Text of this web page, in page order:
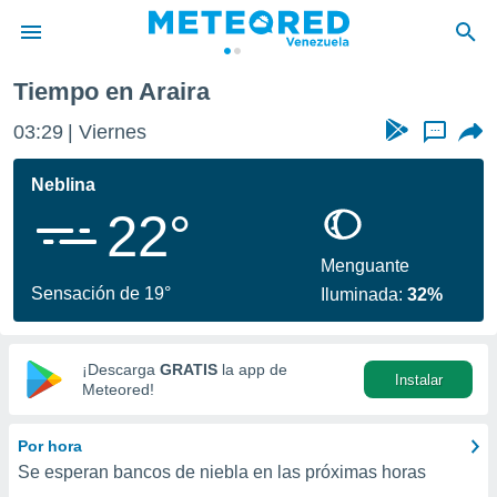
de
ha
calidad.
a este
las
y
digital
basada
Tiempo en Araira
03:29 Viernes ...
Neblina
22°
Sensación de 19°
Menguante
Iluminada:32%
¡Descarga GRATIS la app de
Meteored!
Instalar
Por hora
Se esperan bancos de niebla en las próximas horas